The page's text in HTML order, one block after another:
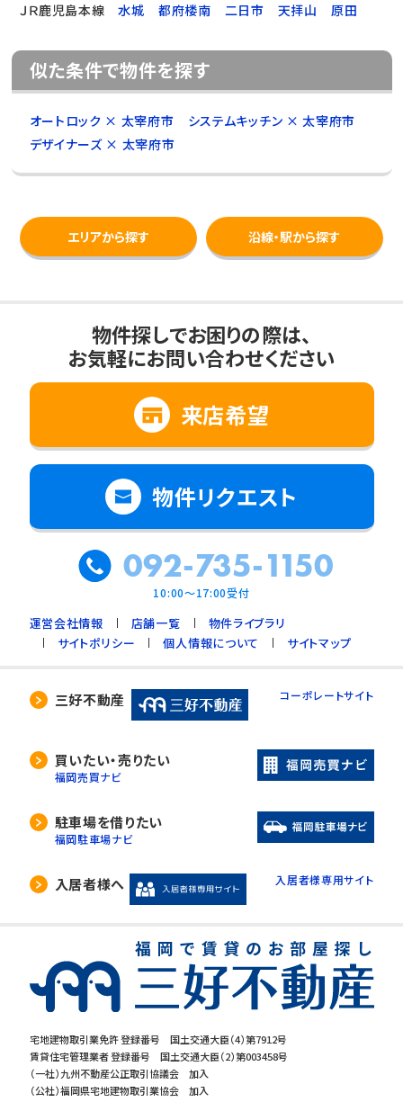
ＪＲ鹿児島本線
水城 都府楼南 二日市 天拝山 原田
似た条件で物件を探す
オートロック × 太宰府市
システムキッチン × 太宰府市
デザイナーズ × 太宰府市
エリアから探す 沿線・駅から探す
宅地建物取引業免許 登録番号 国土交通大臣（4）第7912号
賃貸住宅管理業者 登録番号 国土交通大臣（2）第003458号
（一社）九州不動産公正取引協議会 加入
（公社）福岡県宅地建物取引業協会 加入
物件探しでお困りの際は、
お気軽にお問い合わせください
来店希望
物件リクエスト
092-735-1150
10:00～17:00受付
運営会社情報 店舗一覧
物件ライブラリ
サイトポリシー
個人情報について サイトマップ
三好不動産 コーポレートサイト
買いたい・売りたい
福岡売買ナビ
駐車場を借りたい
福岡駐車場ナビ
入居者様へ 入居者様専用サイト